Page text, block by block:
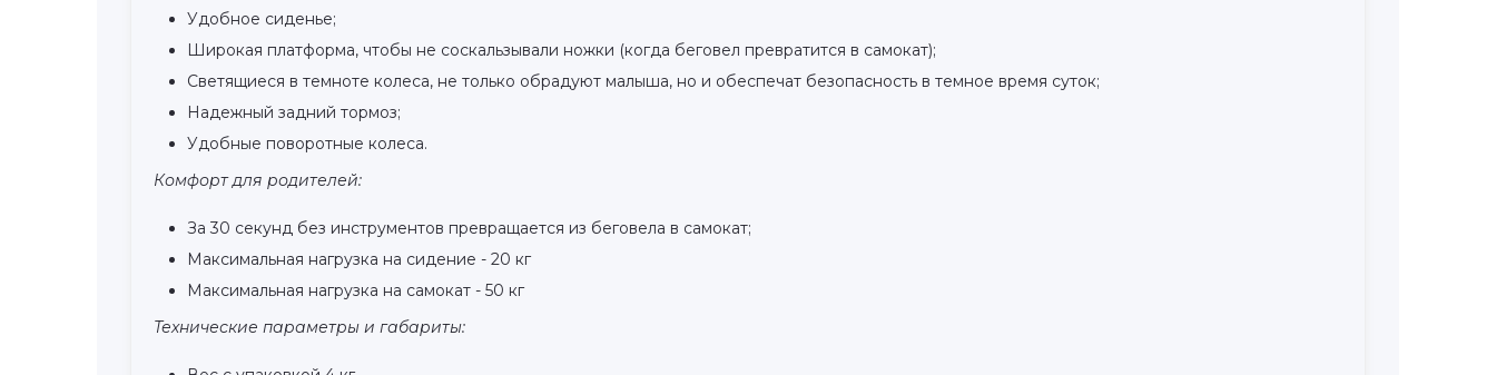
Удобное сиденье;
Широкая платформа, чтобы не соскальзывали ножки (когда беговел превратится в самокат);
Светящиеся в темноте колеса, не только обрадуют малыша, но и обеспечат безопасность в темное время суток;
Надежный задний тормоз;
Удобные поворотные колеса.
Комфорт для родителей:
За 30 секунд без инструментов превращается из беговела в самокат;
Максимальная нагрузка на сидение - 20 кг
Максимальная нагрузка на самокат - 50 кг
Технические параметры и габариты: